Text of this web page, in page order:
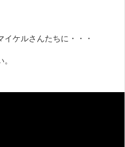
ケルさんたちに・・・